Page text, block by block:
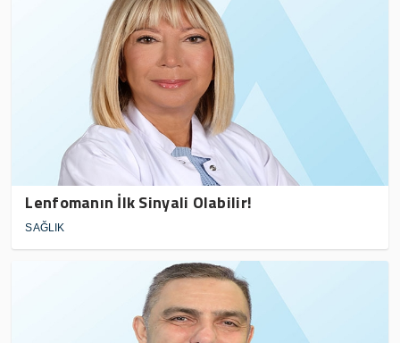
Lenfomanın İlk Sinyali Olabilir!
SAĞLIK